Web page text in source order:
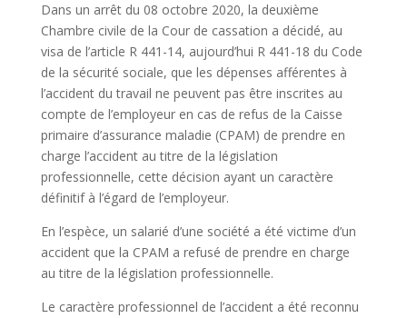
Dans un arrêt du 08 octobre 2020, la deuxième
Chambre civile de la Cour de cassation a décidé, au
visa de l’article R 441-14, aujourd’hui R 441-18 du Code
de la sécurité sociale, que les dépenses afférentes à
l’accident du travail ne peuvent pas être inscrites au
compte de l’employeur en cas de refus de la Caisse
primaire d’assurance maladie (CPAM) de prendre en
charge l’accident au titre de la législation
professionnelle, cette décision ayant un caractère
définitif à l’égard de l’employeur.
En l’espèce, un salarié d’une société a été victime d’un
accident que la CPAM a refusé de prendre en charge
au titre de la législation professionnelle.
Le caractère professionnel de l’accident a été reconnu